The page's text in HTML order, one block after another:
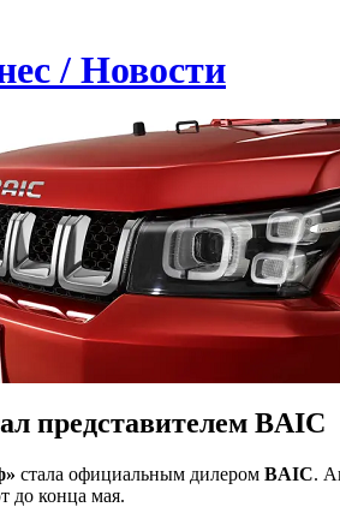
/ Новости
представителем BAIC
стала официальным дилером BAIC.
до конца мая.